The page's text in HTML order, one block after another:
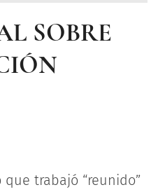
SOBRE
trabajó “reunido”